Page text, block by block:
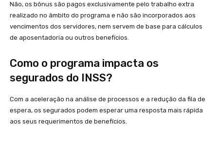
Não, os bônus são pagos exclusivamente pelo trabalho extra
realizado no âmbito do programa e não são incorporados aos
vencimentos dos servidores, nem servem de base para cálculos
de aposentadoria ou outros benefícios.
Como o programa impacta os
segurados do INSS?
Com a aceleração na análise de processos e a redução da fila de
espera, os segurados podem esperar uma resposta mais rápida
aos seus requerimentos de benefícios.